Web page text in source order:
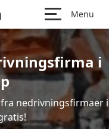
Menu
i
nedrivningsfirmaer i